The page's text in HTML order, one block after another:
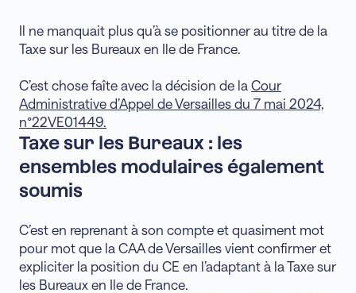
Il ne manquait plus qu’à se positionner au titre de la
Taxe sur les Bureaux en Ile de France.
C’est chose faîte avec la décision de la Cour
Administrative d’Appel de Versailles du 7 mai 2024,
n°22VE01449.
Taxe sur les Bureaux : les
ensembles modulaires également
soumis
C’est en reprenant à son compte et quasiment mot
pour mot que la CAA de Versailles vient confirmer et
expliciter la position du CE en l’adaptant à la Taxe sur
les Bureaux en Ile de France.